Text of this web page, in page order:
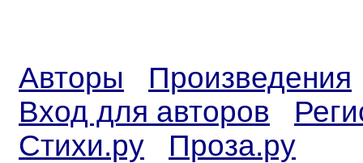
Авторы
Произведения
Вход для авторов
Стихи.ру
Проза.ру